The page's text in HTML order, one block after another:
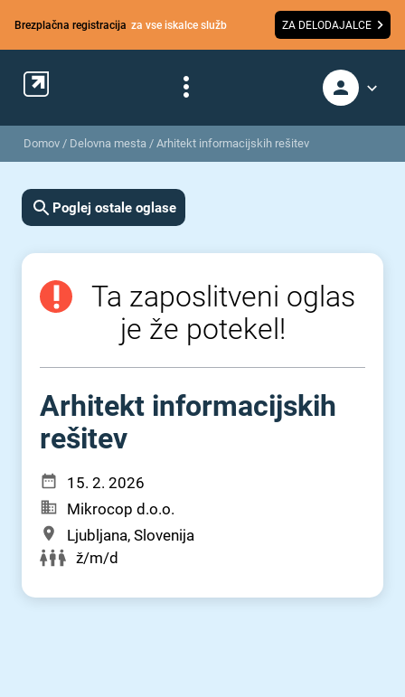
Brezplačna registracija za vse iskalce služb ZA DELODAJALCE
Domov / Delovna mesta / Arhitekt informacijskih rešitev
Poglej ostale oglase
Ta zaposlitveni oglas
je že potekel!
Arhitekt informacijskih
rešitev
15. 2. 2026
Mikrocop d.o.o.
Ljubljana, Slovenija
ž/m/d